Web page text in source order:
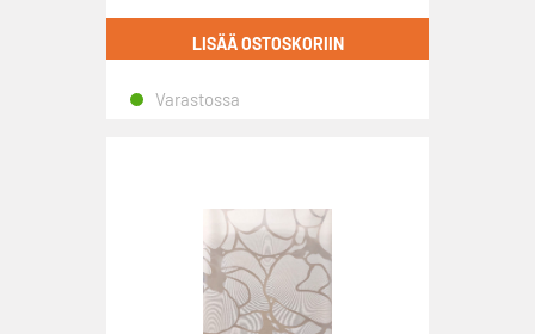
LISÄÄ OSTOSKORIIN
Varastossa